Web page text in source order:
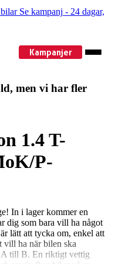
bilar Se kampanj - 24 dagar,
Kampanjer
men vi har fler
1.4 T-
P-
In i lager kommer en
dig som bara vill ha något
lätt att tycka om, enkel att
vill ha när bilen ska
A till B. En riktigt vettig